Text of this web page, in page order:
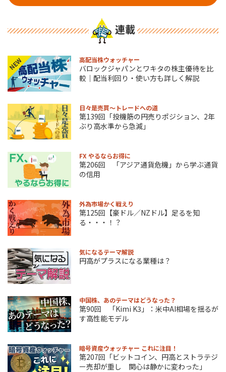
連載
NEW 高配当株ウォッチャー
バロックジャパンとワキタの株主優待を比
較｜配当利回り・使い方も詳しく解説
日々是売買～トレードへの道
第139回「投機筋の円売りポジション、2年
ぶり高水準から急減」
FX やるならお得に
第206回 「アジア通貨危機」から学ぶ通貨
の信用
外為市場かく戦えり
第125回【豪ドル／NZドル】足るを知
る・・・！？
気になるテーマ解説
円高がプラスになる業種は？
中国株、あのテーマはどうなった？
第90回 「Kimi K3」：米中AI相場を揺るが
す高性能モデル
暗号資産ウォッチャー これに注目！
第207回「ビットコイン、円高とストラテジ
ー売却が重し 関心は静かに変わった」